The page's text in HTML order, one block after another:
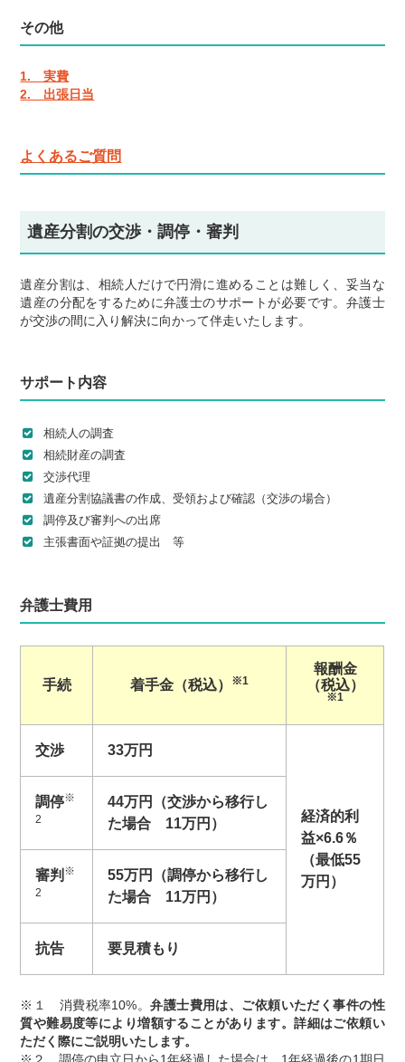
その他
1. 実費
2. 出張日当
よくあるご質問
遺産分割の交渉・調停・審判
遺産分割は、相続人だけで円滑に進めることは難しく、妥当な
遺産の分配をするために弁護士のサポートが必要です。弁護士
が交渉の間に入り解決に向かって伴走いたします。
サポート内容
相続人の調査
相続財産の調査
交渉代理
遺産分割協議書の作成、受領および確認（交渉の場合）
調停及び審判への出席
主張書面や証拠の提出 等
弁護士費用
手続 着手金（税込） ※1
報酬金
（税込）
※1
交渉 33万円
経済的利
益×6.6％
（最低55
万円）
調停※
2
44万円（交渉から移行し
た場合 11万円）
審判 ※
2
55万円（調停から移行し
た場合 11万円）
抗告 要見積もり
※１ 消費税率10%。弁護士費用は、ご依頼いただく事件の性
質や難易度等により増額することがあります。詳細はご依頼い
ただく際にご説明いたします。